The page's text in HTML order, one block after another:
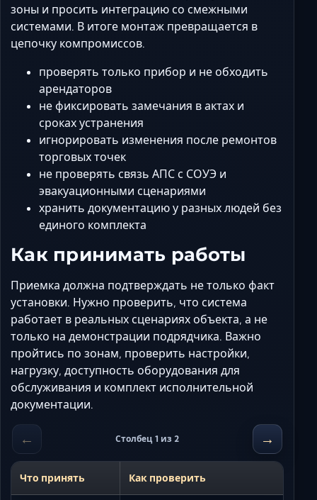
зоны и просить интеграцию со смежными
системами. В итоге монтаж превращается в
цепочку компромиссов.
проверять только прибор и не обходить
арендаторов
не фиксировать замечания в актах и
сроках устранения
игнорировать изменения после ремонтов
торговых точек
не проверять связь АПС с СОУЭ и
эвакуационными сценариями
хранить документацию у разных людей без
единого комплекта
Как принимать работы
Приемка должна подтверждать не только факт
установки. Нужно проверить, что система
работает в реальных сценариях объекта, а не
только на демонстрации подрядчика. Важно
пройтись по зонам, проверить настройки,
нагрузку, доступность оборудования для
обслуживания и комплект исполнительной
документации.
← Столбец 1 из 2 →
Что принять Как проверить